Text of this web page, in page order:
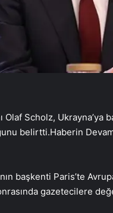
Olaf Scholz, Ukrayna’ya
belirtti.Haberin
başkenti Paris’te
gazetecilere